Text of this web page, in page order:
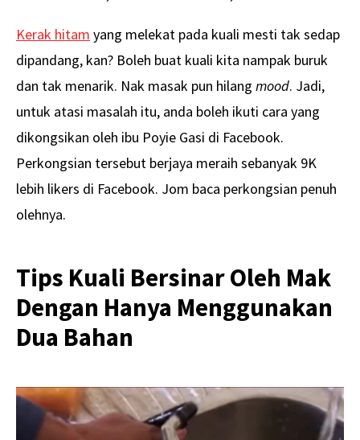
Kerak hitam yang melekat pada kuali mesti tak sedap
dipandang, kan? Boleh buat kuali kita nampak buruk
dan tak menarik. Nak masak pun hilang mood. Jadi,
untuk atasi masalah itu, anda boleh ikuti cara yang
dikongsikan oleh ibu Poyie Gasi di Facebook.
Perkongsian tersebut berjaya meraih sebanyak 9K
lebih likers di Facebook. Jom baca perkongsian penuh
olehnya.
Tips Kuali Bersinar Oleh Mak
Dengan Hanya Menggunakan
Dua Bahan